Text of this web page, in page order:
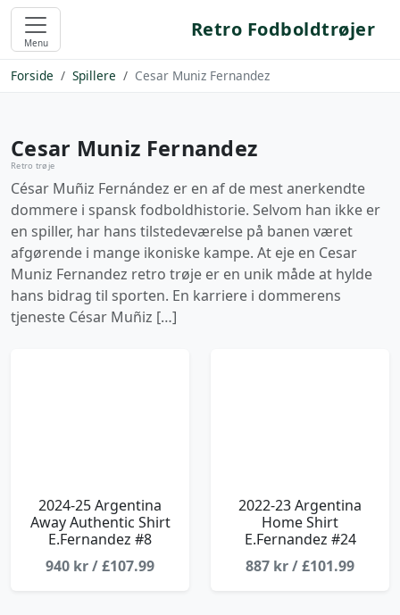
Menu
Retro Fodboldtrøjer
Forside Spillere Cesar Muniz Fernandez
Cesar Muniz Fernandez
Retro trøje
César Muñiz Fernández er en af de mest anerkendte
dommere i spansk fodboldhistorie. Selvom han ikke er
en spiller, har hans tilstedeværelse på banen været
afgørende i mange ikoniske kampe. At eje en Cesar
Muniz Fernandez retro trøje er en unik måde at hylde
hans bidrag til sporten. En karriere i dommerens
tjeneste César Muñiz […]
2024-25 Argentina
Away Authentic Shirt
E.Fernandez #8
940 kr / £107.99
2022-23 Argentina
Home Shirt
E.Fernandez #24
887 kr / £101.99